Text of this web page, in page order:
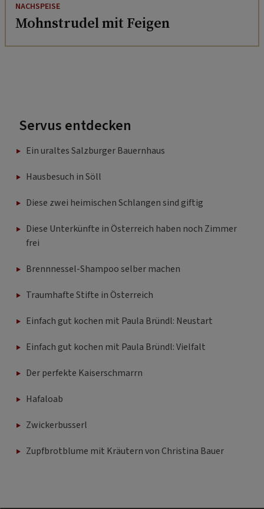
NACHSPEISE
Mohnstrudel mit Feigen
Servus entdecken
Ein uraltes Salzburger Bauernhaus
Hausbesuch in Söll
Diese zwei heimischen Schlangen sind giftig
Diese Unterkünfte in Österreich haben noch Zimmer
frei
Brennnessel-Shampoo selber machen
Traumhafte Stifte in Österreich
Einfach gut kochen mit Paula Bründl: Neustart
Einfach gut kochen mit Paula Bründl: Vielfalt
Der perfekte Kaiserschmarrn
Hafaloab
Zwickerbusserl
Zupfbrotblume mit Kräutern von Christina Bauer